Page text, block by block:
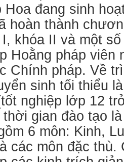
đang sinh
hoàn thành
khóa II và một
Hoằng pháp viên
Chính pháp. Về
sinh tối thiểu
nghiệp lớp 12
gian đào tạo
6 môn: Kinh,
các môn đặc